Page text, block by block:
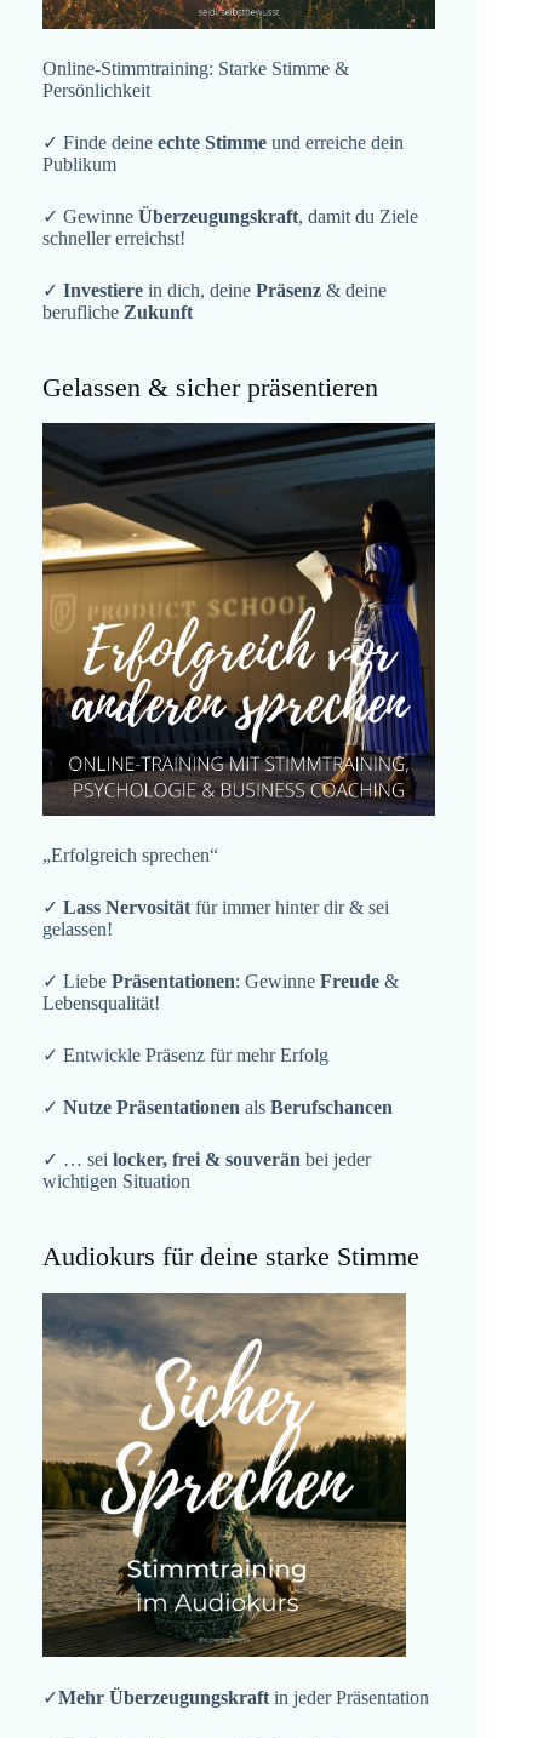
Online-Stimmtraining: Starke Stimme &
Persönlichkeit
✓ Finde deine echte Stimme und erreiche dein
Publikum
✓ Gewinne Überzeugungskraft, damit du Ziele
schneller erreichst!
✓ Investiere in dich, deine Präsenz & deine
berufliche Zukunft
Gelassen & sicher präsentieren
„Erfolgreich sprechen“
✓ Lass Nervositätfür immer hinter dir & sei
gelassen!
✓ Liebe Präsentationen: Gewinne Freude &
Lebensqualität!
✓ Entwickle Präsenz für mehr Erfolg
✓ Nutze Präsentationen als Berufschancen
✓ … sei locker, frei & souverän bei jeder
wichtigen Situation
Audiokurs für deine starke Stimme
✓Mehr Überzeugungskraft in jeder Präsentation